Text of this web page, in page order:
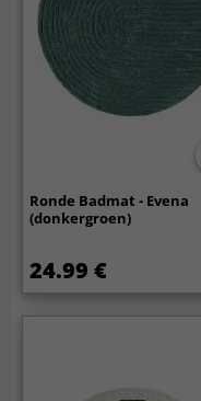
Ronde Badmat - Evena
(donkergroen)
24.99 €